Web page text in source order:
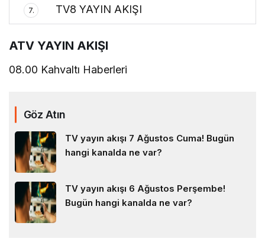
7. TV8 YAYIN AKIŞI
ATV YAYIN AKIŞI
08.00 Kahvaltı Haberleri
Göz Atın
TV yayın akışı 7 Ağustos Cuma! Bugün
hangi kanalda ne var?
TV yayın akışı 6 Ağustos Perşembe!
Bugün hangi kanalda ne var?